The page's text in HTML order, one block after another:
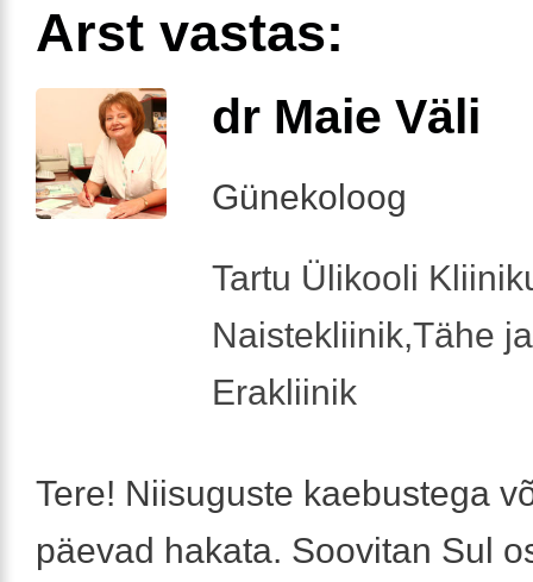
Arst vastas:
dr Maie Väli
Günekoloog
Tartu Ülikooli
Naistekliinik,Tähe
Erakliinik
Tere! Niisuguste kaebustega
päevad hakata. Soovitan Sul